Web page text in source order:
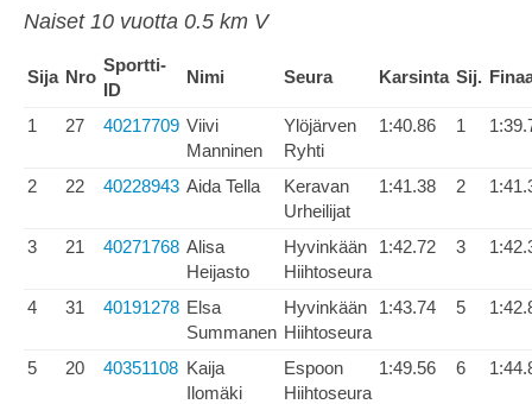
Naiset 10 vuotta 0.5 km V
Sija Nro
Sportti-
ID
Nimi Seura Karsinta Sij.
1 27 40217709 Viivi
Manninen
Ylöjärven
Ryhti
1:40.86 1
2 22 40228943 Aida Tella
Keravan
Urheilijat
1:41.38 2
3 21 40271768 Alisa
Heijasto
Hyvinkään
Hiihtoseura
1:42.72 3
4 31 40191278 Elsa
Summanen
Hyvinkään
Hiihtoseura
1:43.74 5
5 20 40351108 Kaija
Ilomäki
Espoon
Hiihtoseura
1:49.56 6